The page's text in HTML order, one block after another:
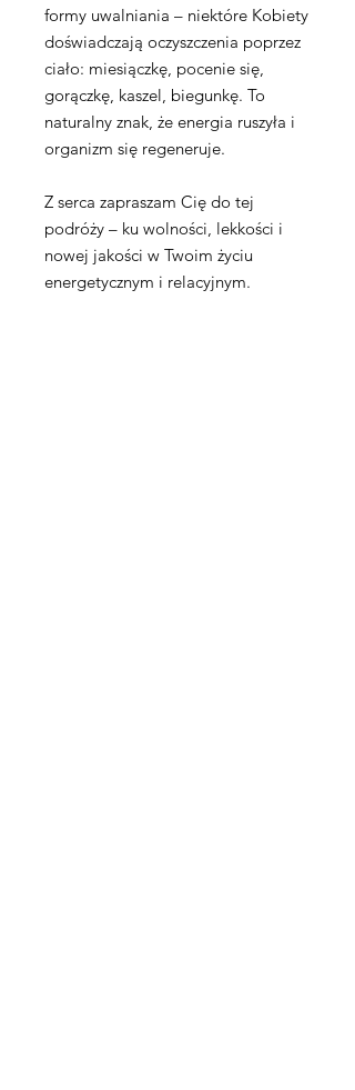
formy uwalniania – niektóre Kobiety
doświadczają oczyszczenia poprzez
ciało: miesiączkę, pocenie się,
gorączkę, kaszel, biegunkę. To
naturalny znak, że energia ruszyła i
organizm się regeneruje.
Z serca zapraszam Cię do tej
podróży – ku wolności, lekkości i
nowej jakości w Twoim życiu
energetycznym i relacyjnym.